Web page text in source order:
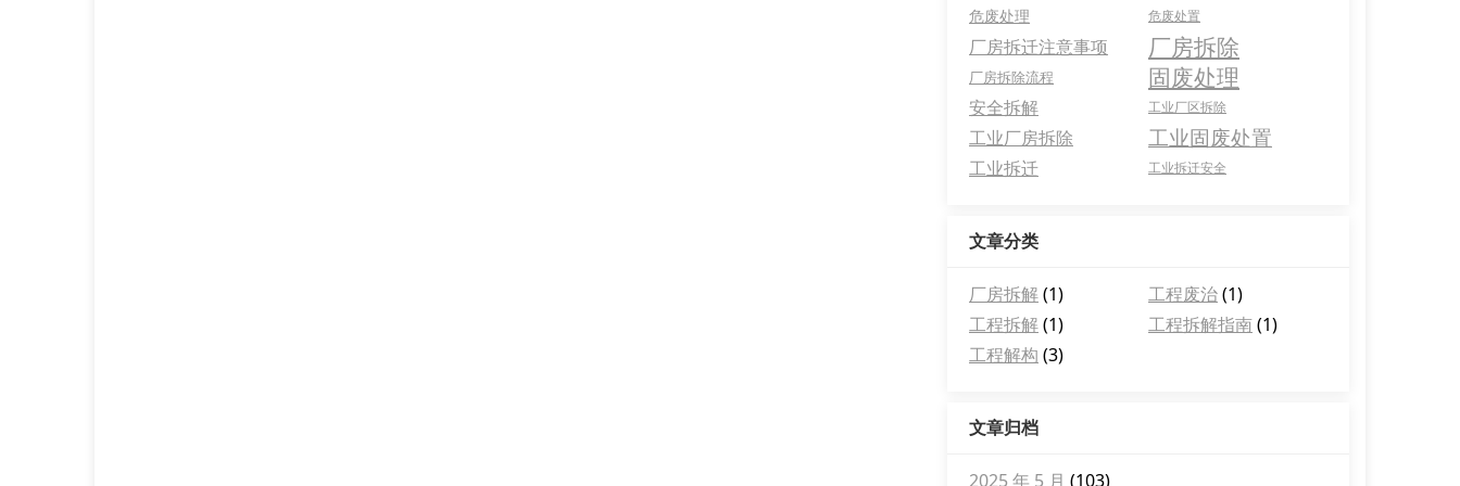
危废处理 危废处置
厂房拆迁注意事项 厂房拆除
厂房拆除流程 固废处理
安全拆解 工业厂区拆除
工业厂房拆除 工业固废处置
工业拆迁 工业拆迁安全
文章分类
厂房拆解(1) 工程废治(1)
工程拆解(1) 工程拆解指南(1)
工程解构 (3)
文章归档
2025 年 5 月 (103)